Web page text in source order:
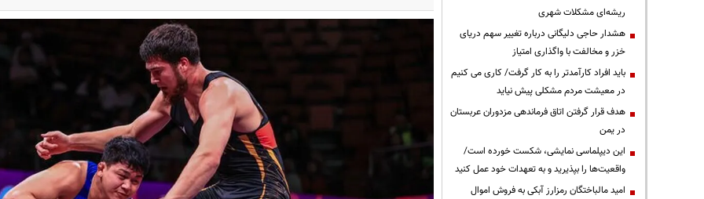
ریشه‌ای مشکلات شهری
هشدار حاجی دلیگانی درباره تغییر سهم دریای
خزر و مخالفت با واگذاری امتیاز
باید افراد کارآمدتر را به کار گرفت/ کاری می کنیم
در معیشت مردم مشکلی پیش نیاید
هدف قرار گرفتن اتاق‌ فرماندهی مزدوران عربستان
در یمن
این دیپلماسی نمایشی، شکست خورده است/
واقعیت‌ها را بپذیرید و به تعهدات خود عمل کنید
امید مالباختگان رمزارز آبکی به فروش اموال